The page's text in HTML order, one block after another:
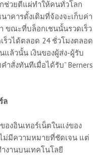
ช่วยตีแผ่ทำให้คนทั่วโลก
าคารดั้งเดิมที่จ้องจะเก็บค่า
ขณะที่บล็อกเชนนั้นรวดเร็ว
ร็วได้ตลอด 24 ชั่วโมงตลอด
แล้วนั้น เงินของผู้ส่ง-ผู้รับ
สั่งทันทีเมื่อได้รับ” Berners
ล
งอินเทอร์เน็ตในแง่ของ
ม่มีความหมายที่ชัดเจน แต่
งานบนเทคโนโลยี